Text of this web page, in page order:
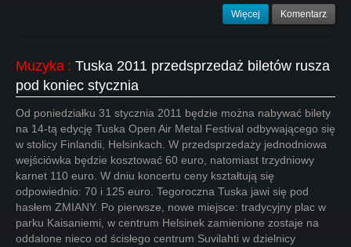
Więcej Komentarz
Muzyka : Tuska 2011 przedsprzedaż biletów rusza
pod koniec stycznia
Od poniedziałku 31 stycznia 2011 będzie można nabywać bilety
na 14-tą edycję Tuska Open Air Metal Festival odbywającego się
w stolicy Finlandii, Helsinkach. W przedsprzedaży jednodniowa
wejściówka będzie kosztować 60 euro, natomiast trzydniowy
karnet 110 euro. W dniu koncertu ceny kształtują się
odpowiednio: 70 i 125 euro. Tegoroczna Tuska jawi się pod
hasłem ZMIANY. Po pierwsze, nowe miejsce: tradycyjny plac w
parku Kaisaniemi, w centrum Helsinek zamienione zostaje na
oddalone nieco od ścisłego centrum Suvilahti w dzielnicy